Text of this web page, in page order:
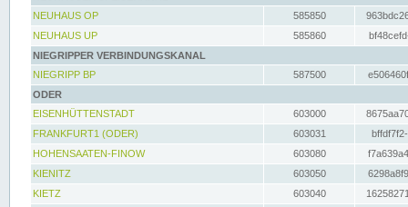
NEUHAUS OP
585850
NEUHAUS UP
585860
NIEGRIPPER VERBINDUNGSKANAL
NIEGRIPP BP
587500
ODER
EISENHÜTTENSTADT
603000
FRANKFURT1 (ODER)
603031
HOHENSAATEN-FINOW
603080
KIENITZ
603050
KIETZ
603040